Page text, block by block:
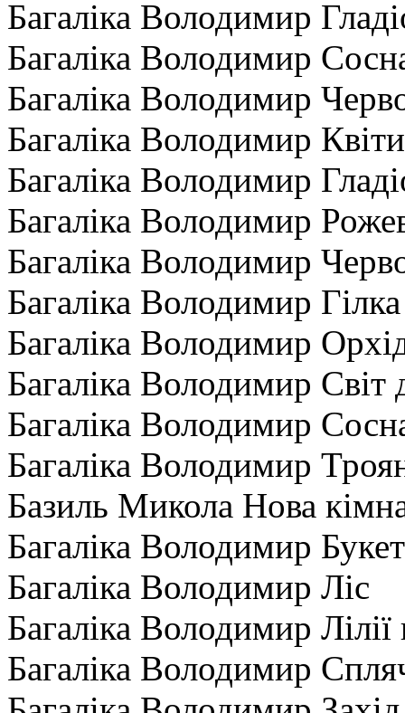
Багаліка Володимир
Багаліка Володимир
Багаліка Володимир
Багаліка Володимир Квіти
Багаліка Володимир
Багаліка Володимир
Багаліка Володимир
Багаліка Володимир Гілка
Багаліка Володимир
Багаліка Володимир Світ
Багаліка Володимир
Багаліка Володимир
Базиль Микола Нова
Багаліка Володимир
Багаліка Володимир Ліс
Багаліка Володимир
Багаліка Володимир